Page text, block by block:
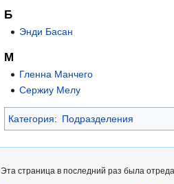
Б
Энди Басан
М
Гленна Манчего
Сержиу Мелу
Категория: Подразделения
Эта страница в последний раз была